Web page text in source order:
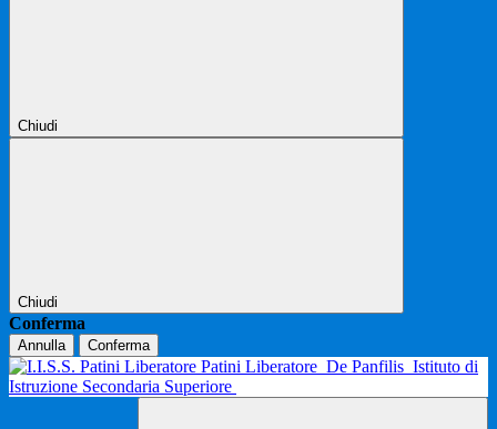
Chiudi
Chiudi
Conferma
Annulla Conferma
Patini Liberatore De Panfilis Istituto di
Istruzione Secondaria Superiore